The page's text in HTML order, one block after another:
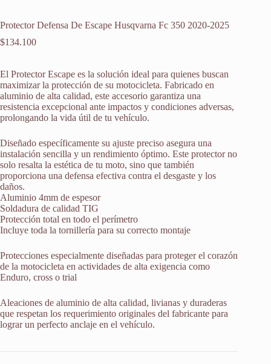
Protector Defensa De Escape Husqvarna Fc 350 2020-2025
$134.100
El Protector Escape es la solución ideal para quienes buscan
maximizar la protección de su motocicleta. Fabricado en
aluminio de alta calidad, este accesorio garantiza una
resistencia excepcional ante impactos y condiciones adversas,
prolongando la vida útil de tu vehículo.
Diseñado específicamente su ajuste preciso asegura una
instalación sencilla y un rendimiento óptimo. Este protector no
solo resalta la estética de tu moto, sino que también
proporciona una defensa efectiva contra el desgaste y los
daños.
Aluminio 4mm de espesor
Soldadura de calidad TIG
Protección total en todo el perímetro
Incluye toda la tornillería para su correcto montaje
Protecciones especialmente diseñadas para proteger el corazón
de la motocicleta en actividades de alta exigencia como
Enduro, cross o trial
Aleaciones de aluminio de alta calidad, livianas y duraderas
que respetan los requerimiento originales del fabricante para
lograr un perfecto anclaje en el vehículo.